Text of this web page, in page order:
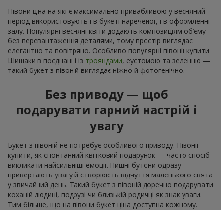
Півони ціна на які є максимально привабливою у весняний
період використовують і в букеті нареченої, і в оформленні
залу. Популярні весняні квіти додають композиціям об’єму
без перевантаження деталями, тому простір виглядає
елегантно та повітряно. Особливо популярні півонії купити
Шишаки в поєднанні із трояндами, еустомою та зеленню —
такий букет з півоній виглядає ніжно й фотогенічно.
Без приводу — щоб
подарувати гарний настрій і
увагу
Букет з півоній не потребує особливого приводу. Півонії
купити, як спонтанний квітковий подарунок — часто спосіб
викликати найсильніші емоції. Пишні бутони одразу
привертають увагу й створюють відчуття маленького свята
у звичайний день. Такий букет з півоній доречно подарувати
коханій людині, подрузі чи близькій родичці як знак уваги.
Тим більше, що на півони букет ціна доступна кожному.